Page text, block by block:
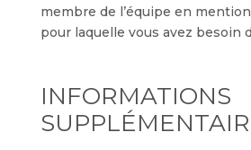
membre de l’équipe en
pour laquelle vous avez besoin
INFORMATIONS